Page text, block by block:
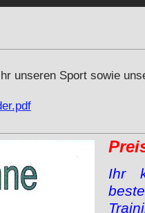
unseren Sport sowie
Ihr